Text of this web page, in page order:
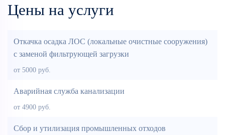
Цены на услуги
Откачка осадка ЛОС (локальные очистные сооружения)
с заменой фильтрующей загрузки
от 5000 руб.
Аварийная служба канализации
от 4900 руб.
Сбор и утилизация промышленных отходов